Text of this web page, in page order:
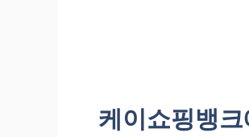
케이쇼핑뱅